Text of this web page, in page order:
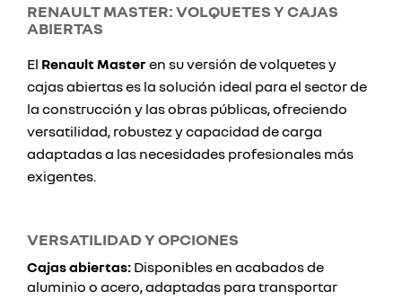
RENAULT MASTER: VOLQUETES Y CAJAS
ABIERTAS
El Renault Masteren su versión de volquetes y
cajas abiertas es la solución ideal para el sector de
la construcción y las obras públicas, ofreciendo
versatilidad, robustez y capacidad de carga
adaptadas a las necesidades profesionales más
exigentes.
VERSATILIDAD Y OPCIONES
Cajas abiertas: Disponibles en acabados de
aluminio o acero, adaptadas para transportar